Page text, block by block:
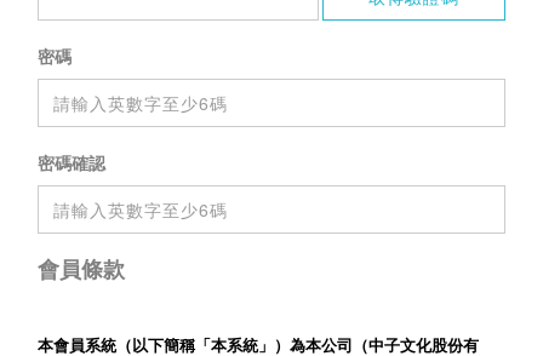
密碼
密碼確認
會員條款
本會員系統（以下簡稱「本系統」）為本公司（中子文化股份有